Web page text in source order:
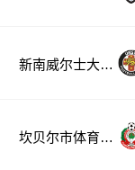
新南威尔士大学
坎贝尔市体育馆